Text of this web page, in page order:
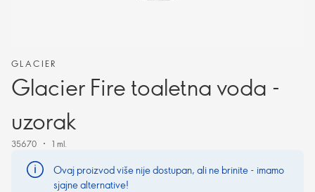
GLACIER
Glacier Fire toaletna voda -
uzorak
35670 1 ml.
Ovaj proizvod više nije dostupan, ali ne brinite - imamo
sjajne alternative!